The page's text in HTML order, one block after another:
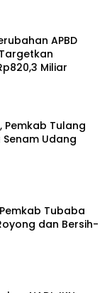
APBD
Miliar
Pemkab Tulang
Udang
Tubaba
dan Bersih-